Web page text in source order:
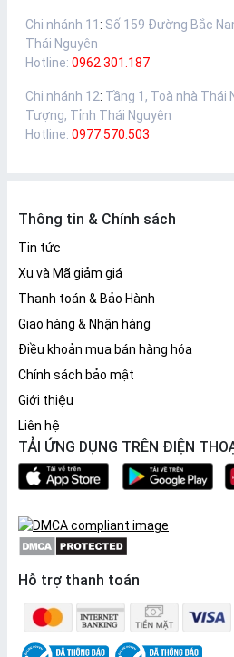
Chi nhánh 11 : Số 159 Đường Bắc
Thái Nguyên
Hotline: 0962.301.187
Chi nhánh 12: Tầng 1, Toà nhà Thái
Tượng, Tỉnh Thái Nguyên
Hotline: 0977.570.503
Thông tin & Chính sách
Tin tức
Xu và Mã giảm giá
Thanh toán & Bảo Hành
Giao hàng & Nhận hàng
Điều khoản mua bán hàng hóa
Chính sách bảo mật
Giới thiệu
Liên hệ
TẢI ỨNG DỤNG TRÊN ĐIỆN
Hỗ trợ thanh toán